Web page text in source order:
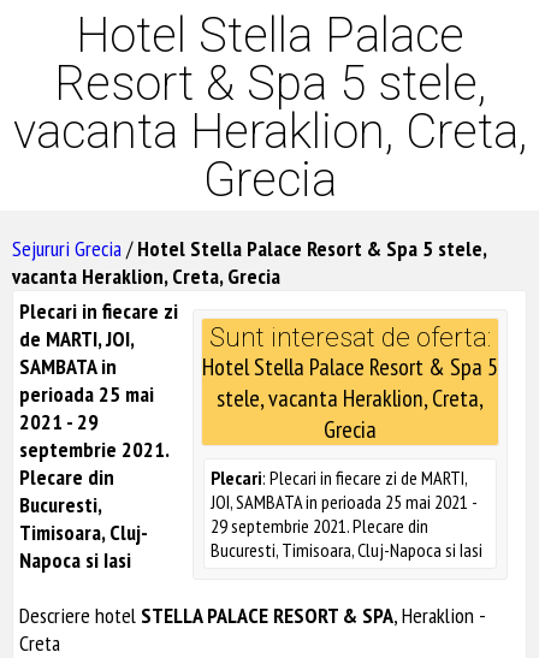
Hotel Stella Palace
Resort & Spa 5 stele,
vacanta Heraklion, Creta,
Grecia
Sejururi Grecia/Hotel Stella Palace Resort & Spa 5 stele,
vacanta Heraklion, Creta, Grecia
Sunt interesat de oferta:
Hotel Stella Palace Resort & Spa 5
stele, vacanta Heraklion, Creta,
Grecia
Plecari: Plecari in fiecare zi de MARTI,
JOI, SAMBATA in perioada 25 mai 2021 -
29 septembrie 2021. Plecare din
Bucuresti, Timisoara, Cluj-Napoca si Iasi
Plecari in fiecare zi
de MARTI, JOI,
SAMBATA in
perioada 25 mai
2021 - 29
septembrie 2021.
Plecare din
Bucuresti,
Timisoara, Cluj-
Napoca si Iasi
Descriere hotel STELLA PALACE RESORT & SPA, Heraklion -
Creta